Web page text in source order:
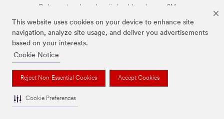
This website uses cookies on your device to enhance site
navigation, analyze site usage, and deliver you advertisements
based on your interests.
Cookie Notice
Reject Non-Essential Cookies Accept Cookies
Cookie Preferences
De bovenstaande merken zijn handelsmerken van 3M.we